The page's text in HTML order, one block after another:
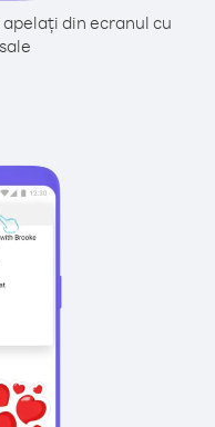
din ecranul cu